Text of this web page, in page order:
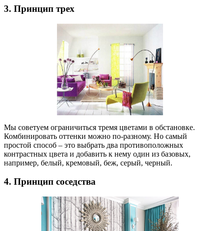
3. Принцип трех
Мы советуем ограничиться тремя цветами в обстановке.
Комбинировать оттенки можно по-разному. Но самый
простой способ – это выбрать два противоположных
контрастных цвета и добавить к нему один из базовых,
например, белый, кремовый, беж, серый, черный.
4. Принцип соседства